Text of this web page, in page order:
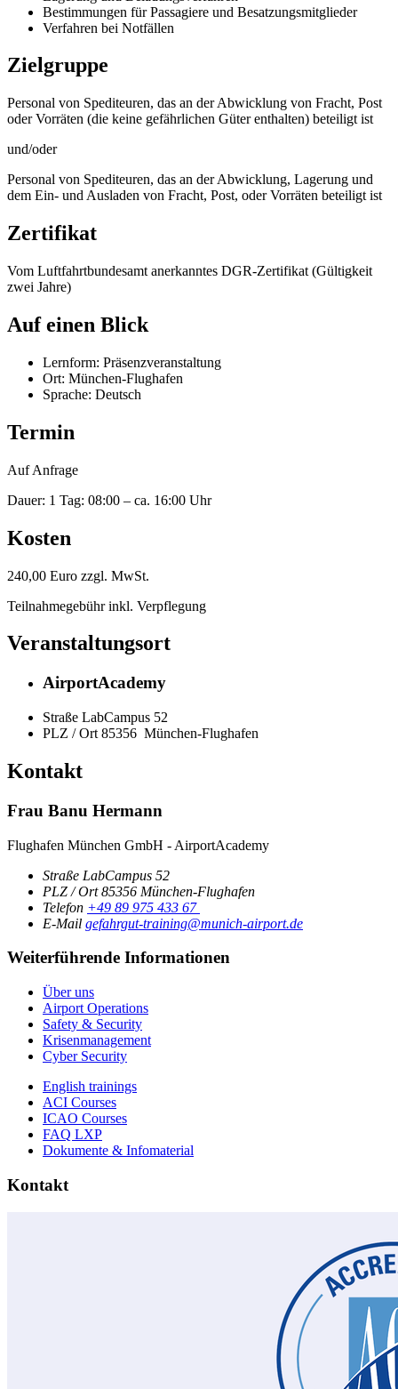
Bestimmungen für Passagiere und Besatzungsmitglieder
Verfahren bei Notfällen
Zielgruppe
Personal von Spediteuren, das an der Abwicklung von Fracht, Post
oder Vorräten (die keine gefährlichen Güter enthalten) beteiligt ist
und/oder
Personal von Spediteuren, das an der Abwicklung, Lagerung und
dem Ein- und Ausladen von Fracht, Post, oder Vorräten beteiligt ist
Zertifikat
Vom Luftfahrtbundesamt anerkanntes DGR-Zertifikat (Gültigkeit
zwei Jahre)
Auf einen Blick
Lernform: Präsenzveranstaltung
Ort: München-Flughafen
Sprache: Deutsch
Termin
Auf Anfrage
Dauer: 1 Tag: 08:00 – ca. 16:00 Uhr
Kosten
240,00 Euro zzgl. MwSt.
Teilnahmegebühr inkl. Verpflegung
Veranstaltungsort
AirportAcademy
Straße LabCampus 52
PLZ / Ort 85356 München-Flughafen
Kontakt
Frau Banu Hermann
Flughafen München GmbH - AirportAcademy
Straße LabCampus 52
PLZ / Ort 85356 München-Flughafen
Telefon +49 89 975 433 67
E-Mail gefahrgut-training@munich-airport.de
Weiterführende Informationen
Über uns
Airport Operations
Safety & Security
Krisenmanagement
Cyber Security
English trainings
ACI Courses
ICAO Courses
FAQ LXP
Dokumente & Infomaterial
Kontakt